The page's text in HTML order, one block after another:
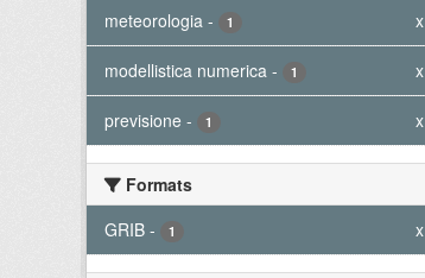
meteorologia - 1 x
modellistica numerica - 1 x
previsione - 1 x
Formats
GRIB - 1 x